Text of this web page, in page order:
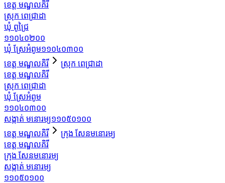
ខេត្ត មណ្ឌលគិរី
ស្រុក ពេជ្រាដា
ឃុំ ពូជ្រៃ
១១០៤០២០០
ឃុំ ស្រែអំពូម១១០៤០៣០០
ខេត្ត មណ្ឌលគិរី
ស្រុក ពេជ្រាដា
ខេត្ត មណ្ឌលគិរី
ស្រុក ពេជ្រាដា
ឃុំ ស្រែអំពូម
១១០៤០៣០០
សង្កាត់ មនោរម្យ១១០៥០១០០
ខេត្ត មណ្ឌលគិរី
ក្រុង សែនមនោរម្យ
ខេត្ត មណ្ឌលគិរី
ក្រុង សែនមនោរម្យ
សង្កាត់ មនោរម្យ
១១០៥០១០០